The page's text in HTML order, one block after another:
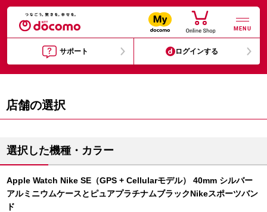
MENU
サポート ログインする
店舗の選択
選択した機種・カラー
Apple Watch Nike SE（GPS + Cellularモデル） 40mm シルバー
アルミニウムケースとピュアプラチナムブラックNikeスポーツバン
ド